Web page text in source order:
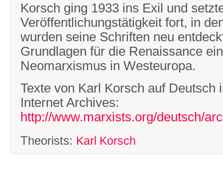
Korsch ging 1933 ins Exil und
Veröffentlichungstätigkeit fort, in
wurden seine Schriften neu
Grundlagen für die Renaissance
Neomarxismus in Westeuropa.
Texte von Karl Korsch auf Deutsch
Internet Archives:
http://www.marxists.org/deutsch/
Theorists: Karl Korsch